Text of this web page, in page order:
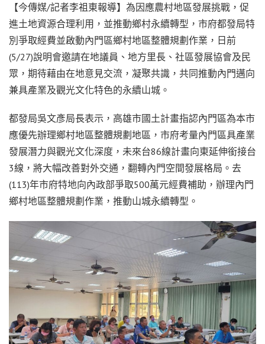
【今傳媒/記者李祖東報導】為因應農村地區發展挑戰，促
進土地資源合理利用，並推動鄉村永續轉型，市府都發局特
別爭取經費並啟動內門區鄉村地區整體規劃作業，日前
(5/27)說明會邀請在地議員、地方里長、社區發展協會及民
眾，期待藉由在地意見交流，凝聚共識，共同推動內門邁向
兼具產業及觀光文化特色的永續山城。
都發局吳文彥局長表示，高雄市國土計畫指認內門區為本市
應優先辦理鄉村地區整體規劃地區，市府考量內門區具產業
發展潛力與觀光文化深度，未來台86線計畫向東延伸銜接台
3線，將大幅改善對外交通，翻轉內門空間發展格局。去
(113)年市府特地向內政部爭取500萬元經費補助，辦理內門
鄉村地區整體規劃作業，推動山城永續轉型。